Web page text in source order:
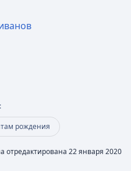
рождения
отредактирована 22 января 2020